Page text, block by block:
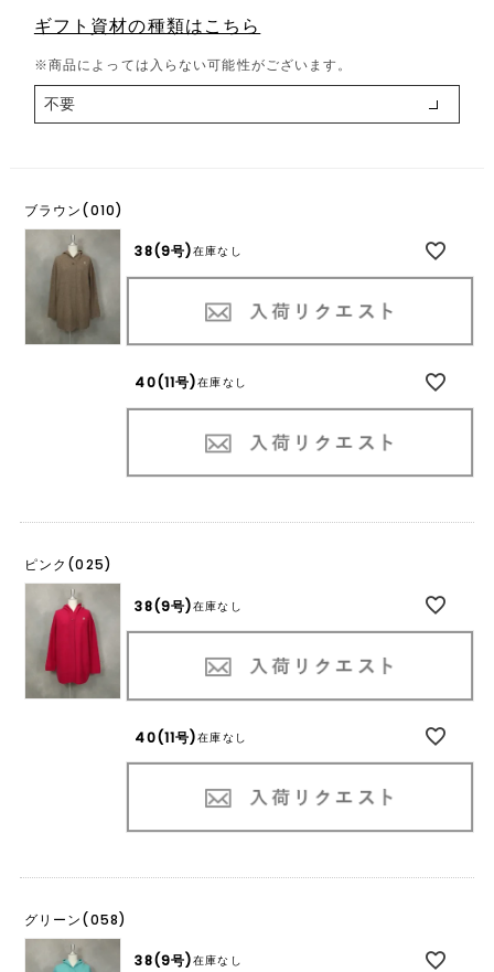
(
必
須
)
ギフト資材の種類はこちら
※商品によっては入らない可能性がございます。
ブラウン(010)
38(9号)在庫なし
40(11号)在庫なし
ピンク(025)
38(9号)在庫なし
40(11号)在庫なし
グリーン(058)
38(9号)在庫なし